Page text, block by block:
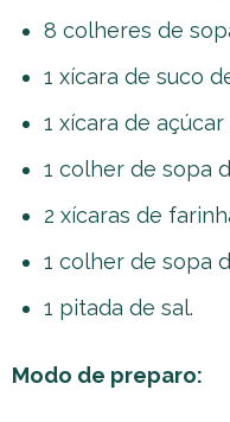
8 colheres de
1 xícara de suco
1 xícara de
1 colher de sopa
2 xícaras de
1 colher de sopa
1 pitada de sal.
Modo de preparo: